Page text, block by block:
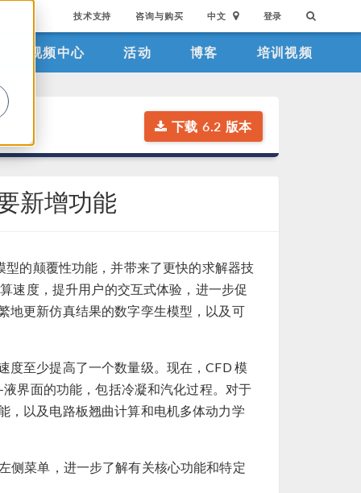
技术支持 咨询与购买 中文 登录
视频中心 活动 博客 培训视频
下载 6.2 版本
新增功能
的颠覆性功能，并带来了更快的求解器技
速度，提升用户的交互式体验，进一步促
地更新仿真结果的数字孪生模型，以及可
度至少提高了一个数量级。现在，CFD 模
界面的功能，包括冷凝和汽化过程。对于
，以及电路板翘曲计算和电机多体动力学
侧菜单，进一步了解有关核心功能和特定